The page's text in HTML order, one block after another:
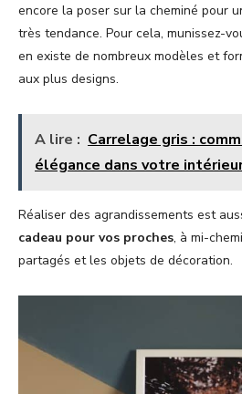
encore la poser sur la cheminé pour
très tendance. Pour cela, munissez-
en existe de nombreux modèles et
aux plus designs.
A lire : Carrelage gris :
élégance dans votre
Réaliser des agrandissements est
cadeau pour vos proches, à mi-
partagés et les objets de décoration.